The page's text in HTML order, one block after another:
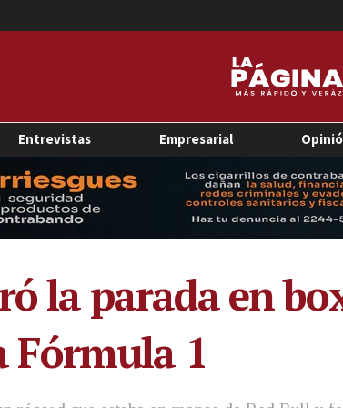
Entrevistas Empresarial
la parada en
Fórmula 1